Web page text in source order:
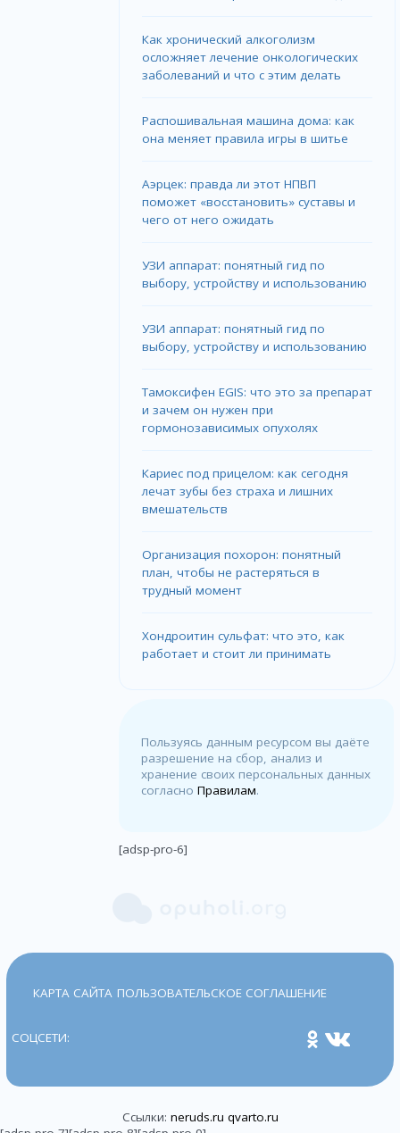
Как хронический алкоголизм
осложняет лечение онкологических
заболеваний и что с этим делать
Распошивальная машина дома: как
она меняет правила игры в шитье
Аэрцек: правда ли этот НПВП
поможет «восстановить» суставы и
чего от него ожидать
УЗИ аппарат: понятный гид по
выбору, устройству и использованию
УЗИ аппарат: понятный гид по
выбору, устройству и использованию
Тамоксифен EGIS: что это за препарат
и зачем он нужен при
гормонозависимых опухолях
Кариес под прицелом: как сегодня
лечат зубы без страха и лишних
вмешательств
Организация похорон: понятный
план, чтобы не растеряться в
трудный момент
Хондроитин сульфат: что это, как
работает и стоит ли принимать
Пользуясь данным ресурсом вы даёте
разрешение на сбор, анализ и
хранение своих персональных данных
согласноПравилам.
[adsp-pro-6]
КАРТА САЙТА ПОЛЬЗОВАТЕЛЬСКОЕ СОГЛАШЕНИЕ
СОЦСЕТИ:
Ссылки: neruds.ru qvarto.ru